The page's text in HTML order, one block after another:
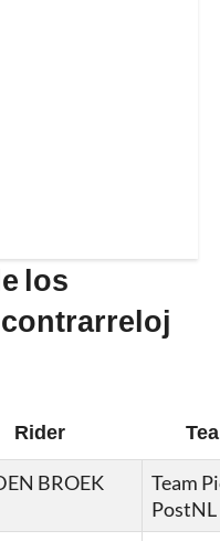
los
Rider
BROEK
Team
PostNL